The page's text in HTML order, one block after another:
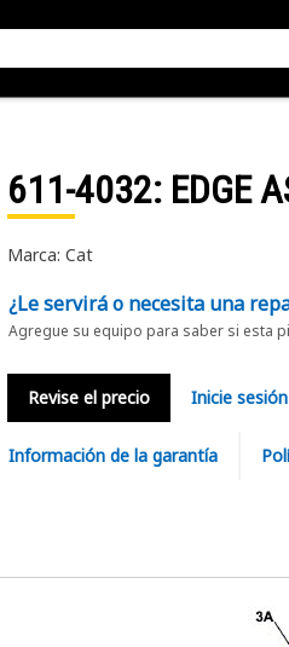
611-4032: EDGE
Marca: Cat
¿Le servirá o necesita una
Agregue su equipo para saber si esta
Revise el precio Inicie
Información de la garantía